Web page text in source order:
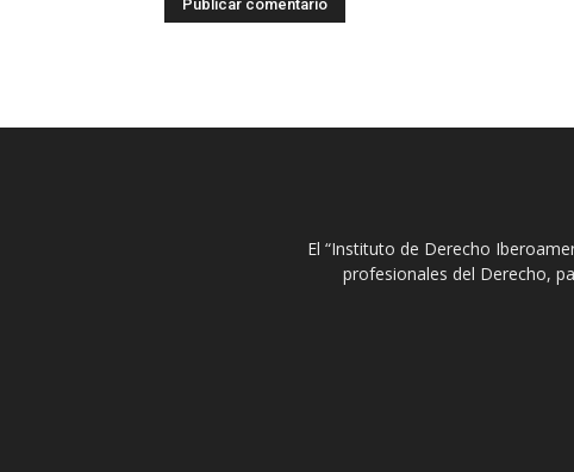
El “Instituto de Derecho
profesionales del Derecho,